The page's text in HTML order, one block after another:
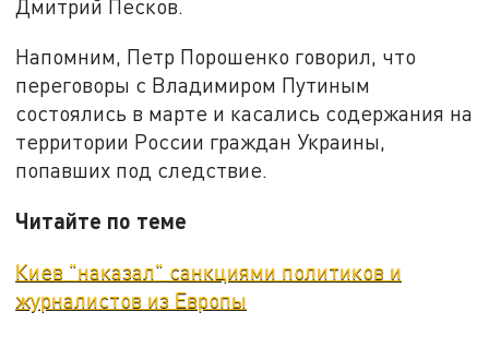
Дмитрий Песков.
Напомним, Петр Порошенко говорил, что
переговоры с Владимиром Путиным
состоялись в марте и касались содержания на
территории России граждан Украины,
попавших под следствие.
Читайте по теме
Киев "наказал" санкциями политиков и
журналистов из Европы